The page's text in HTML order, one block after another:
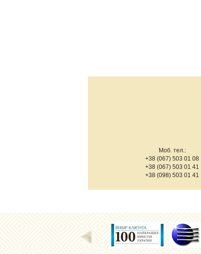
Моб. тел.:
+38 (067) 503 01 08
+38 (067) 503 01 41
+38 (098) 503 01 41